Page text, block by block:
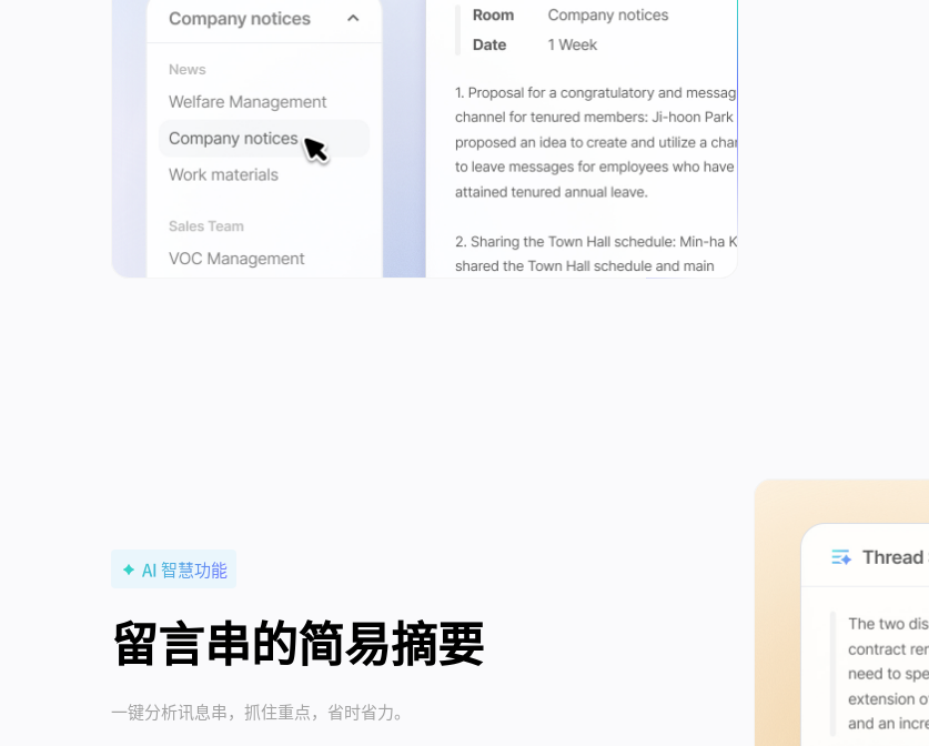
AI 智慧功能
留言串的简易摘要
一键分析讯息串，抓住重点，省时省力。